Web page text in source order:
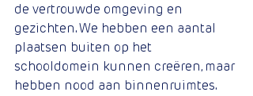
de vertrouwde omgeving en
gezichten. We hebben een aantal
plaatsen buiten op het
schooldomein kunnen creëren, maar
hebben nood aan binnenruimtes.